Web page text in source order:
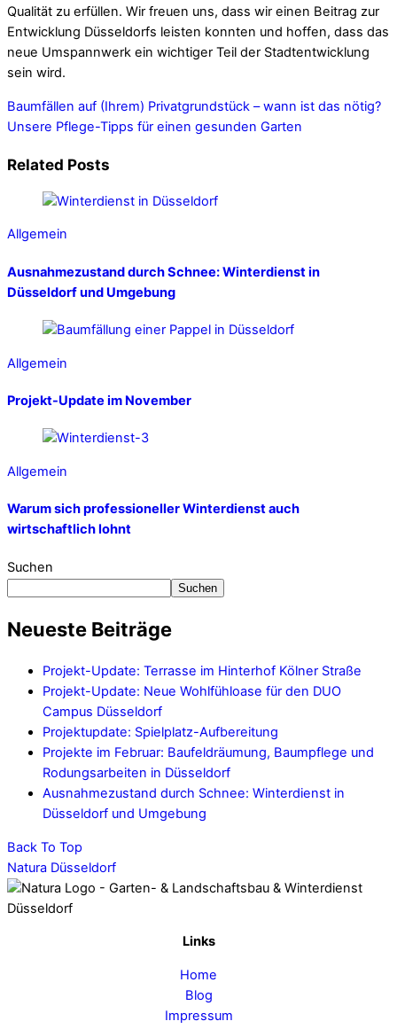
Qualität zu erfüllen. Wir freuen uns, dass wir einen Beitrag zur
Entwicklung Düsseldorfs leisten konnten und hoffen, dass das
neue Umspannwerk ein wichtiger Teil der Stadtentwicklung
sein wird.
Baumfällen auf (Ihrem) Privatgrundstück – wann ist das nötig?
Unsere Pflege-Tipps für einen gesunden Garten
Related Posts
Allgemein
Ausnahmezustand durch Schnee: Winterdienst in
Düsseldorf und Umgebung
Allgemein
Projekt-Update im November
Allgemein
Warum sich professioneller Winterdienst auch
wirtschaftlich lohnt
Suchen
Suchen
Neueste Beiträge
Projekt-Update: Terrasse im Hinterhof Kölner Straße
Projekt-Update: Neue Wohlfühloase für den DUO
Campus Düsseldorf
Projektupdate: Spielplatz-Aufbereitung
Projekte im Februar: Baufeldräumung, Baumpflege und
Rodungsarbeiten in Düsseldorf
Ausnahmezustand durch Schnee: Winterdienst in
Düsseldorf und Umgebung
Back To Top
Natura Düsseldorf
Links
Home
Blog
Impressum